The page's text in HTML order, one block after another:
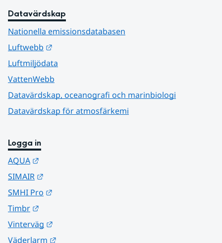
Datavärdskap
Nationella emissionsdatabasen
Luftwebb
Luftmiljödata
VattenWebb
Datavärdskap, oceanografi och marinbiologi
Datavärdskap för atmosfärkemi
Logga in
AQUA
SIMAIR
SMHI Pro
Timbr
Vinterväg
Väderlarm